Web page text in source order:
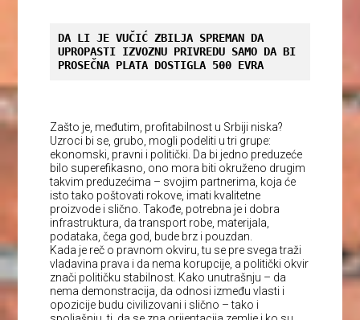
DA LI JE VUČIĆ ZBILJA SPREMAN DA
UPROPASTI IZVOZNU PRIVREDU SAMO DA BI
PROSEČNA PLATA DOSTIGLA 500 EVRA
Zašto je, međutim, profitabilnost u Srbiji niska?
Uzroci bi se, grubo, mogli podeliti u tri grupe:
ekonomski, pravni i politički. Da bi jedno preduzeće
bilo superefikasno, ono mora biti okruženo drugim
takvim preduzećima – svojim partnerima, koja će
isto tako poštovati rokove, imati kvalitetne
proizvode i slično. Takođe, potrebna je i dobra
infrastruktura, da transport robe, materijala,
podataka, čega god, bude brz i pouzdan.
Kada je reč o pravnom okviru, tu se pre svega traži
vladavina prava i da nema korupcije, a politički okvir
znači političku stabilnost. Kako unutrašnju – da
nema demonstracija, da odnosi između vlasti i
opozicije budu civilizovani i slično – tako i